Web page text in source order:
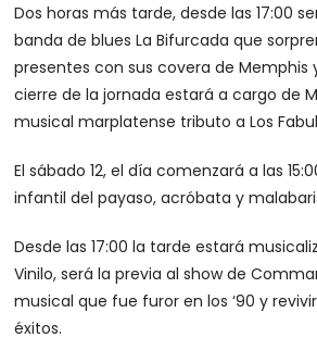
Dos horas más tarde, desde las 17:00
banda de blues La Bifurcada que
presentes con sus covera de Memphis y
cierre de la jornada estará a cargo de
musical marplatense tributo a Los
El sábado 12, el día comenzará a las
infantil del payaso, acróbata y
Desde las 17:00 la tarde estará
Vinilo, será la previa al show de
musical que fue furor en los ‘90 y
éxitos.